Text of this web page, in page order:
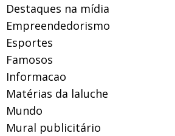
Destaques na mídia
Empreendedorismo
Esportes
Famosos
Informacao
Matérias da laluche
Mundo
Mural publicitário